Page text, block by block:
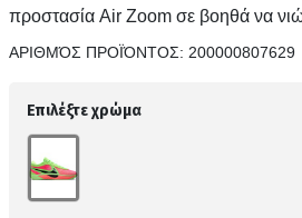
προστασία Air Zoom σε βοηθά να
ΑΡΙΘΜΌΣ ΠΡΟΪΌΝΤΟΣ: 200000807629
Επιλέξτε χρώμα